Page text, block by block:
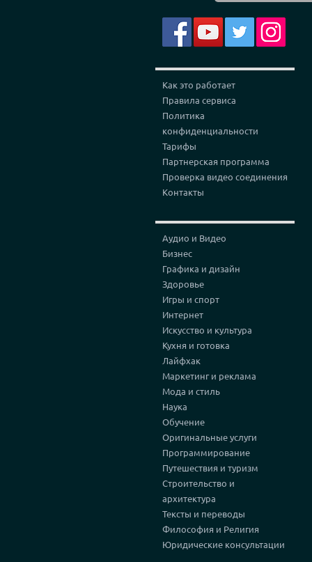
Как это работает
Правила сервиса
Политика
конфиденциальности
Тарифы
Партнерская программа
Проверка видео соединения
Контакты
Аудио и Видео
Бизнес
Графика и дизайн
Здоровье
Игры и спорт
Интернет
Искусство и культура
Кухня и готовка
Лайфхак
Маркетинг и реклама
Мода и стиль
Наука
Обучение
Оригинальные услуги
Программирование
Путешествия и туризм
Строительство и
архитектура
Тексты и переводы
Философия и Религия
Юридические консультации